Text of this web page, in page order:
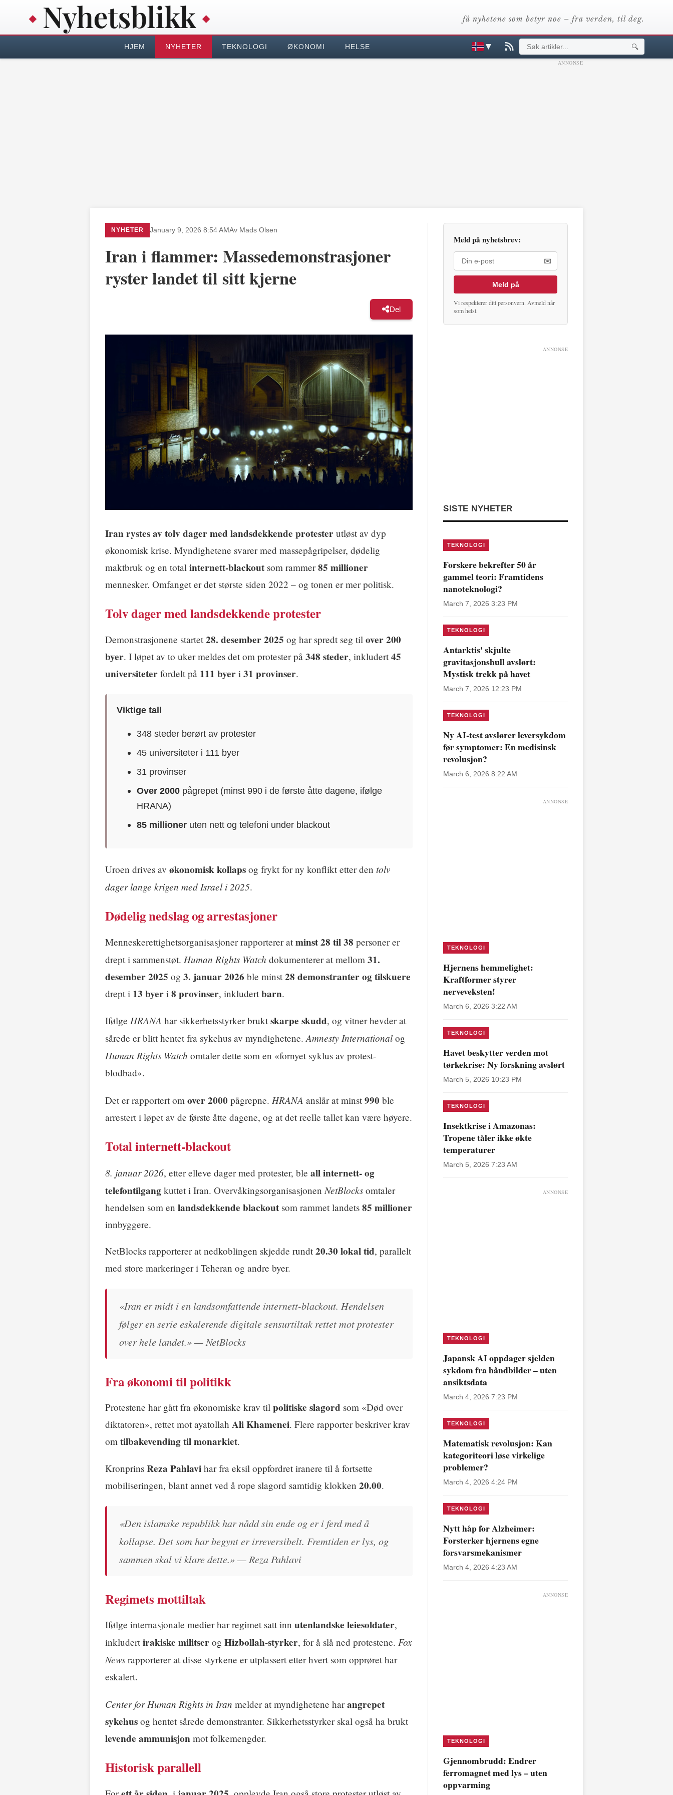
få nyhetene som betyr noe – fra verden, til deg.
HJEM NYHETER TEKNOLOGI ØKONOMI HELSE ▼ 🔍
ANNONSE
NYHETER January 9, 2026 8:54 AMAv Mads Olsen
Iran i flammer: Massedemonstrasjoner
ryster landet til sitt kjerne
Del
Iran rystes av tolv dager med landsdekkende protester utløst av dyp
økonomisk krise. Myndighetene svarer med massepågripelser, dødelig
maktbruk og en total internett-blackout som rammer85 millioner
mennesker. Omfanget er det største siden 2022 – og tonen er mer politisk.
Tolv dager med landsdekkende protester
Demonstrasjonene startet 28. desember 2025 og har spredt seg til over 200
byer. I løpet av to uker meldes det om protester på 348 steder, inkludert 45
universiteter fordelt på 111 byer i 31 provinser.
Viktige tall
348 steder berørt av protester
45 universiteter i 111 byer
31 provinser
Over 2000 pågrepet (minst 990 i de første åtte dagene, ifølge
HRANA)
85 millioner uten nett og telefoni under blackout
Uroen drives av økonomisk kollaps og frykt for ny konflikt etter den tolv
dager lange krigen med Israel i 2025.
Dødelig nedslag og arrestasjoner
Menneskerettighetsorganisasjoner rapporterer at minst 28 til 38 personer er
drept i sammenstøt. Human Rights Watch dokumenterer at mellom 31.
desember 2025 og 3. januar 2026 ble minst 28 demonstranter og tilskuere
drept i 13 byer i 8 provinser, inkludert barn.
Ifølge HRANA har sikkerhetsstyrker brukt skarpe skudd, og vitner hevder at
sårede er blitt hentet fra sykehus av myndighetene.Amnesty Internationalog
Human Rights Watch omtaler dette som en «fornyet syklus av protest-
blodbad».
Det er rapportert om over 2000 pågrepne. HRANA anslår at minst 990 ble
arrestert i løpet av de første åtte dagene, og at det reelle tallet kan være høyere.
Total internett-blackout
8. januar 2026, etter elleve dager med protester, ble all internett- og
telefontilgang kuttet i Iran. Overvåkingsorganisasjonen NetBlocks omtaler
hendelsen som en landsdekkende blackout som rammet landets 85 millioner
innbyggere.
NetBlocks rapporterer at nedkoblingen skjedde rundt 20.30 lokal tid, parallelt
med store markeringer i Teheran og andre byer.
«Iran er midt i en landsomfattende internett-blackout. Hendelsen
følger en serie eskalerende digitale sensurtiltak rettet mot protester
over hele landet.» — NetBlocks
Fra økonomi til politikk
Protestene har gått fra økonomiske krav til politiske slagord som «Død over
diktatoren», rettet mot ayatollah Ali Khamenei. Flere rapporter beskriver krav
om tilbakevending til monarkiet.
Kronprins Reza Pahlavi har fra eksil oppfordret iranere til å fortsette
mobiliseringen, blant annet ved å rope slagord samtidig klokken 20.00.
«Den islamske republikk har nådd sin ende og er i ferd med å
kollapse. Det som har begynt er irreversibelt. Fremtiden er lys, og
sammen skal vi klare dette.» — Reza Pahlavi
Regimets mottiltak
Ifølge internasjonale medier har regimet satt inn utenlandske leiesoldater,
inkludert irakiske militser og Hizbollah-styrker, for å slå ned protestene. Fox
News rapporterer at disse styrkene er utplassert etter hvert som opprøret har
eskalert.
Center for Human Rights in Iran melder at myndighetene harangrepet
sykehus og hentet sårede demonstranter. Sikkerhetsstyrker skal også ha brukt
levende ammunisjon mot folkemengder.
Historisk parallell
Meld på nyhetsbrev:
✉
Meld på
Vi respekterer ditt personvern. Avmeld når
som helst.
ANNONSE
SISTE NYHETER
TEKNOLOGI
Forskere bekrefter 50 år
gammel teori: Framtidens
nanoteknologi?
March 7, 2026 3:23 PM
TEKNOLOGI
Antarktis' skjulte
gravitasjonshull avslørt:
Mystisk trekk på havet
March 7, 2026 12:23 PM
TEKNOLOGI
Ny AI-test avslører leversykdom
før symptomer: En medisinsk
revolusjon?
March 6, 2026 8:22 AM
ANNONSE
TEKNOLOGI
Hjernens hemmelighet:
Kraftformer styrer
nerveveksten!
March 6, 2026 3:22 AM
TEKNOLOGI
Havet beskytter verden mot
tørkekrise: Ny forskning avslørt
March 5, 2026 10:23 PM
TEKNOLOGI
Insektkrise i Amazonas:
Tropene tåler ikke økte
temperaturer
March 5, 2026 7:23 AM
ANNONSE
TEKNOLOGI
Japansk AI oppdager sjelden
sykdom fra håndbilder – uten
ansiktsdata
March 4, 2026 7:23 PM
TEKNOLOGI
Matematisk revolusjon: Kan
kategoriteori løse virkelige
problemer?
March 4, 2026 4:24 PM
TEKNOLOGI
Nytt håp for Alzheimer:
Forsterker hjernens egne
forsvarsmekanismer
March 4, 2026 4:23 AM
ANNONSE
TEKNOLOGI
Gjennombrudd: Endrer
ferromagnet med lys – uten
oppvarming